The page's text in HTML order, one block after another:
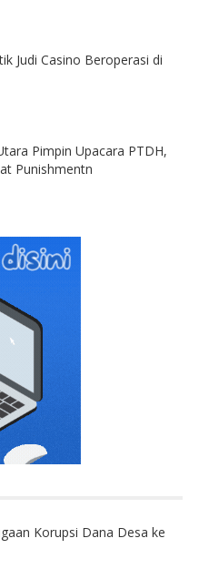
Judi Casino Beroperasi di
Pimpin Upacara PTDH,
Punishmentn
Korupsi Dana Desa ke